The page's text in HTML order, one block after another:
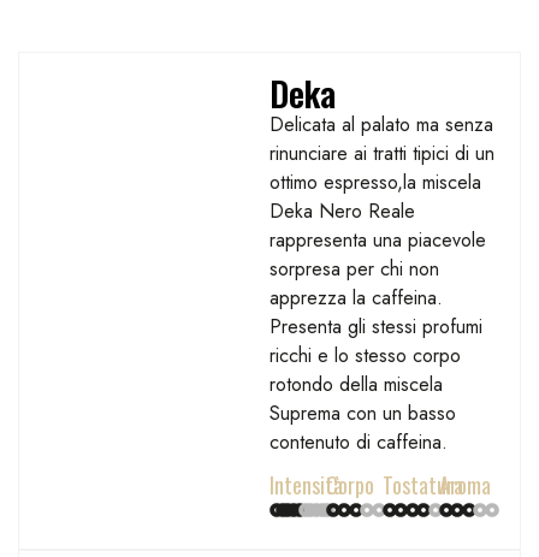
Deka
Delicata al palato ma senza
rinunciare ai tratti tipici di un
ottimo espresso,la miscela
Deka Nero Reale
rappresenta una piacevole
sorpresa per chi non
apprezza la caffeina.
Presenta gli stessi profumi
ricchi e lo stesso corpo
rotondo della miscela
Suprema con un basso
contenuto di caffeina.
IntensitàCorpo TostaturaAroma